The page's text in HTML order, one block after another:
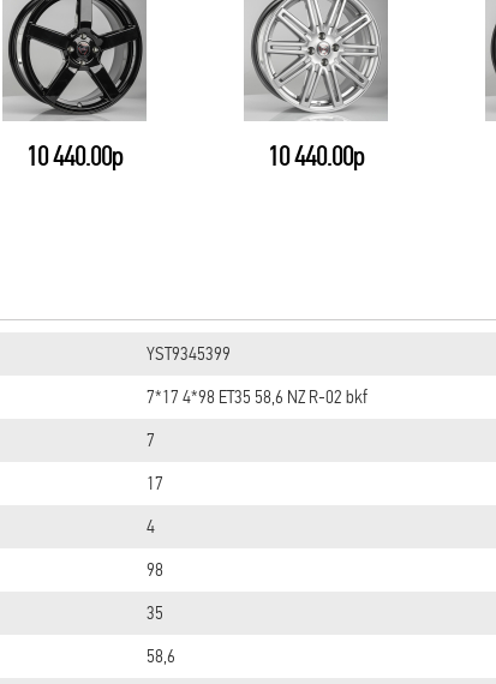
10 440.00р 10 440.00р
YST9345399
7*17 4*98 ET35 58,6 NZ R-02 bkf
7
17
4
98
35
58,6